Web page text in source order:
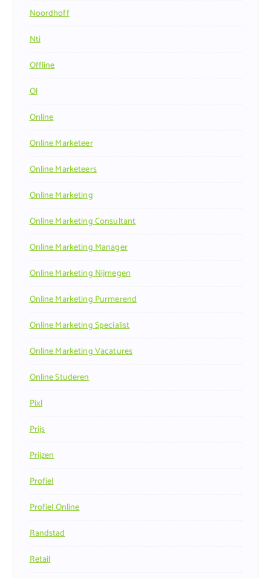
Noordhoff
Nti
Offline
Ol
Online
Online Marketeer
Online Marketeers
Online Marketing
Online Marketing Consultant
Online Marketing Manager
Online Marketing Nijmegen
Online Marketing Purmerend
Online Marketing Specialist
Online Marketing Vacatures
Online Studeren
Pixl
Prijs
Prijzen
Profiel
Profiel Online
Randstad
Retail